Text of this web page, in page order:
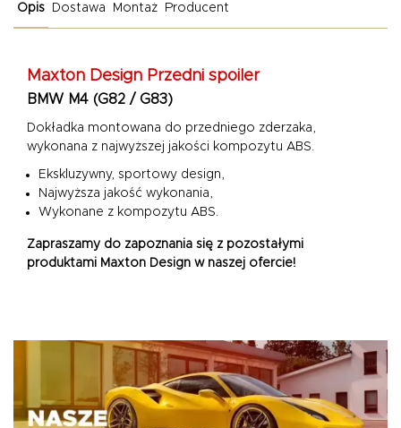
Opis Dostawa Montaż Producent
Maxton Design Przedni spoiler
BMW M4 (G82 / G83)
Dokładka montowana do przedniego zderzaka,
wykonana z najwyższej jakości kompozytu ABS.
Ekskluzywny, sportowy design,
Najwyższa jakość wykonania,
Wykonane z kompozytu ABS.
Zapraszamy do zapoznania się z pozostałymi
produktami Maxton Design w naszej ofercie!